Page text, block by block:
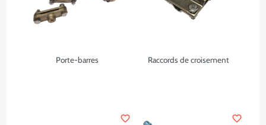
Porte-barres Raccords de croisement
favorite_border favorite_border